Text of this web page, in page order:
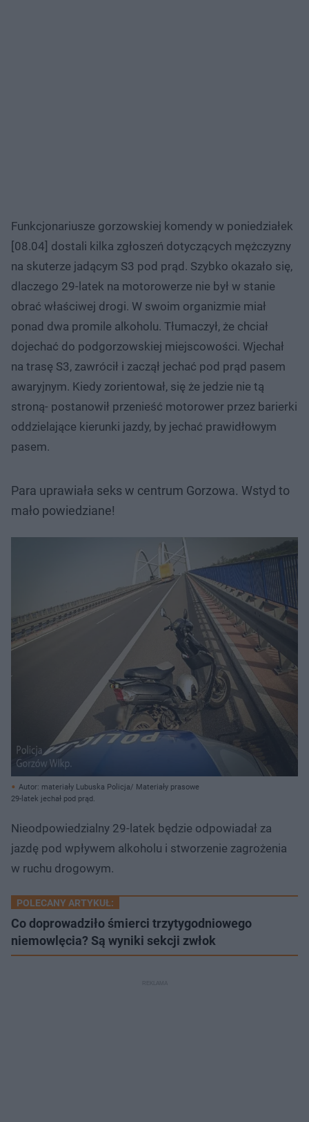
​Funkcjonariusze gorzowskiej komendy w poniedziałek
[08.04] dostali kilka zgłoszeń dotyczących mężczyzny
na skuterze jadącym S3 pod prąd. Szybko okazało się,
dlaczego 29-latek na motorowerze nie był w stanie
obrać właściwej drogi. W swoim organizmie miał
ponad dwa promile alkoholu. Tłumaczył, że chciał
dojechać do podgorzowskiej miejscowości. Wjechał
na trasę S3, zawrócił i zaczął jechać pod prąd pasem
awaryjnym. Kiedy zorientował, się że jedzie nie tą
stroną- postanowił przenieść motorower przez barierki
oddzielające kierunki jazdy, by jechać prawidłowym
pasem.
Para uprawiała seks w centrum Gorzowa. Wstyd to
mało powiedziane!
Autor: materiały Lubuska Policja/ Materiały prasowe
29-latek jechał pod prąd.
Nieodpowiedzialny 29-latek będzie odpowiadał za
jazdę pod wpływem alkoholu i stworzenie zagrożenia
w ruchu drogowym.
POLECANY ARTYKUŁ:
Co doprowadziło śmierci trzytygodniowego
niemowlęcia? Są wyniki sekcji zwłok